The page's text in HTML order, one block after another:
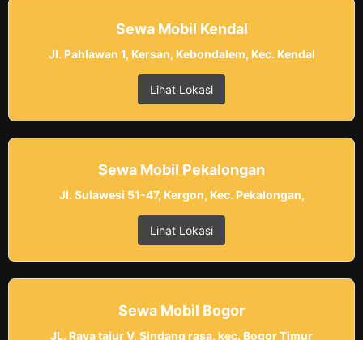
Sewa Mobil Kendal
Jl. Pahlawan 1, Kersan, Kebondalem, Kec. Kendal
Lihat Lokasi
Sewa Mobil Pekalongan
Jl. Sulawesi 51-47, Kergon, Kec. Pekalongan,
Lihat Lokasi
Sewa Mobil Bogor
JL. Raya tajur V, Sindang rasa, kec. Bogor Timur